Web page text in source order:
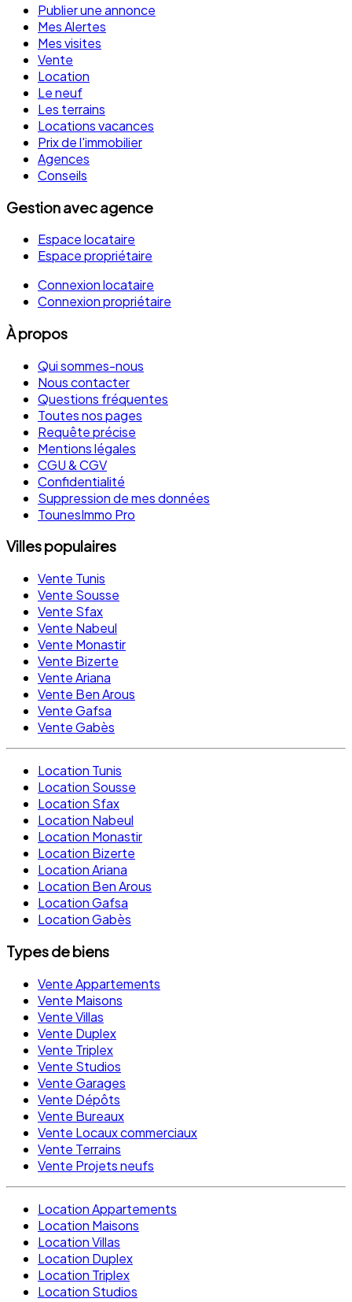
Publier une annonce
Mes Alertes
Mes visites
Vente
Location
Le neuf
Les terrains
Locations vacances
Prix de l'immobilier
Agences
Conseils
Gestion avec agence
Espace locataire
Espace propriétaire
Connexion locataire
Connexion propriétaire
À propos
Qui sommes-nous
Nous contacter
Questions fréquentes
Toutes nos pages
Requête précise
Mentions légales
CGU & CGV
Confidentialité
Suppression de mes données
TounesImmo Pro
Villes populaires
Vente Tunis
Vente Sousse
Vente Sfax
Vente Nabeul
Vente Monastir
Vente Bizerte
Vente Ariana
Vente Ben Arous
Vente Gafsa
Vente Gabès
Location Tunis
Location Sousse
Location Sfax
Location Nabeul
Location Monastir
Location Bizerte
Location Ariana
Location Ben Arous
Location Gafsa
Location Gabès
Types de biens
Vente Appartements
Vente Maisons
Vente Villas
Vente Duplex
Vente Triplex
Vente Studios
Vente Garages
Vente Dépôts
Vente Bureaux
Vente Locaux commerciaux
Vente Terrains
Vente Projets neufs
Location Appartements
Location Maisons
Location Villas
Location Duplex
Location Triplex
Location Studios